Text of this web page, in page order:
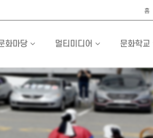
홈
화마당 멀티미디어 문화학교